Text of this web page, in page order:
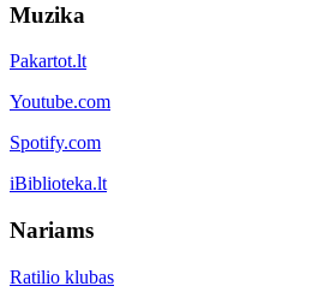
Muzika
Pakartot.lt
Youtube.com
Spotify.com
iBiblioteka.lt
Nariams
Ratilio klubas